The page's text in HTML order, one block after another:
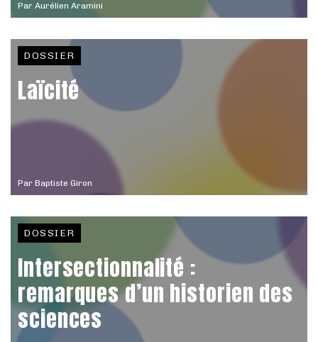
Par Aurélien Aramini
Par Baptiste Giron
DOSSIER
Laïcité
DOSSIER
Intersectionnalité :
remarques d’un historien des
sciences